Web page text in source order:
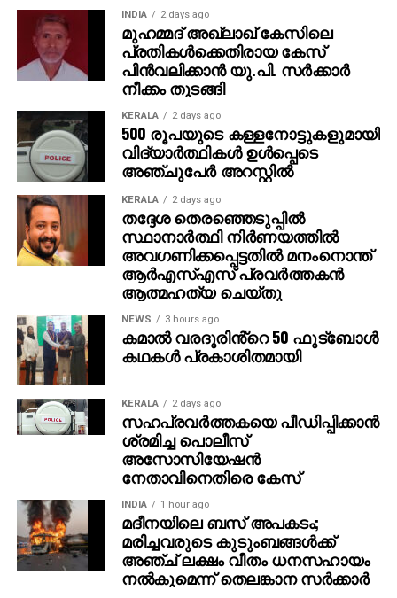
RELATED TOPICS: INDIA 2 days ago
മുഹമ്മദ് അഖ്‌ലാഖ് കേസിലെ
പ്രതികള്‍ക്കെതിരായ കേസ്
പിന്‍വലിക്കാന്‍ യു.പി. സര്‍ക്കാര്‍
നീക്കം തുടങ്ങി
KERALA 2 days ago
500 രൂപയുടെ കള്ളനോട്ടുകളുമായി
വിദ്യാര്‍ത്ഥികള്‍ ഉള്‍പ്പെടെ
അഞ്ചുപേര്‍ അറസ്റ്റില്‍
KERALA 2 days ago
തദ്ദേശ തെരഞ്ഞെടുപ്പില്‍
സ്ഥാനാര്‍ത്ഥി നിര്‍ണയത്തില്‍
അവഗണിക്കപ്പെട്ടതില്‍ മനംനൊന്ത്
ആര്‍എസ്എസ് പ്രവര്‍ത്തകന്‍
ആത്മഹത്യ ചെയ്തു
NEWS 3 hours ago
കമാൽ വരദൂരിൻ്റെ 50 ഫുട്ബോൾ
കഥകൾ പ്രകാശിതമായി
KERALA 2 days ago
സഹപ്രവര്‍ത്തകയെ പീഡിപ്പിക്കാന്‍
ശ്രമിച്ച പൊലീസ്
അസോസിയേഷന്‍
നേതാവിനെതിരെ കേസ്
INDIA 1 hour ago
മദീനയിലെ ബസ് അപകടം;
മരിച്ചവരുടെ കുടുംബങ്ങള്‍ക്ക്
അഞ്ച് ലക്ഷം വീതം ധനസഹായം
നല്‍കുമെന്ന് തെലങ്കാന സര്‍ക്കാര്‍